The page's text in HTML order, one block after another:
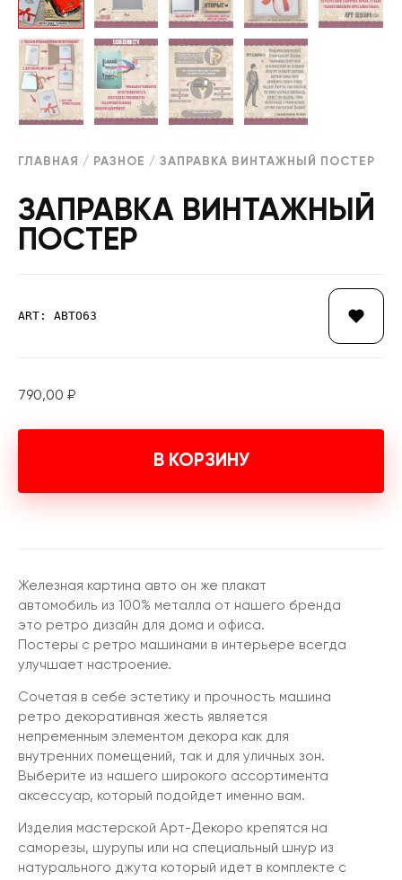
ГЛАВНАЯ / РАЗНОЕ / ЗАПРАВКА ВИНТАЖНЫЙ ПОСТЕР
ЗАПРАВКА ВИНТАЖНЫЙ
ПОСТЕР
ART: АВТО63
790,00 ₽
В КОРЗИНУ
Железная картина авто он же плакат
автомобиль из 100% металла от нашего бренда
это ретро дизайн для дома и офиса.
Постеры с ретро машинами в интерьере всегда
улучшает настроение.
Сочетая в себе эстетику и прочность машина
ретро декоративная жесть является
непременным элементом декора как для
внутренних помещений, так и для уличных зон.
Выберите из нашего широкого ассортимента
аксессуар, который подойдет именно вам.
Изделия мастерской Арт-Декоро крепятся на
саморезы, шурупы или на специальный шнур из
натурального джута который идет в комплекте с